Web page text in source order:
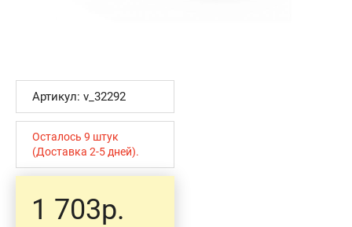
Артикул: v_32292
Осталось 9 штук
(Доставка 2-5 дней).
1 703р.